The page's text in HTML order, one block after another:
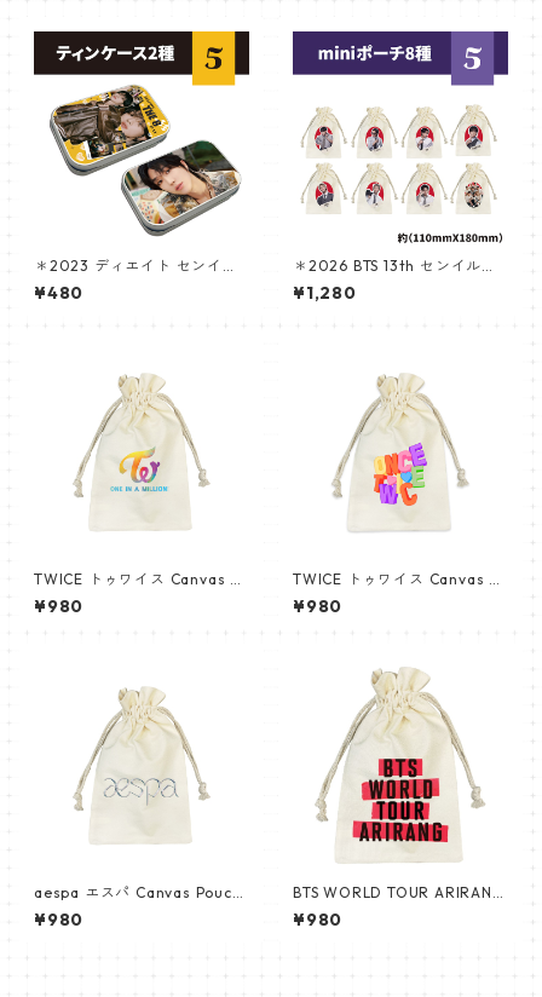
＊2023 ディエイト センイル
グッズ＊ティンケース [K☆PA
RK / K-STAR PLUS 限定]
¥480
＊2026 BTS 13th センイルグ
ッズ ＊ ポーチ
¥1,280
TWICE トゥワイス Canvas Po
uch キャンバス ポーチ_apm_
twice_01
¥980
TWICE トゥワイス Canvas Po
uch キャンバス ポーチ_apm_
twice_02
¥980
aespa エスパ Canvas Pouch
キャンバス ポーチ_apm_aesp
a_01
¥980
BTS WORLD TOUR ARIRANG
デザイン 巾着 コットン巾着 巾
着袋 ポーチ 推し活グッズ 韓国
¥980